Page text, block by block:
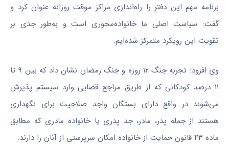
برنامه مهم این دفتر را راه‌اندازی مراکز موقت روزانه عنوان کرد و
گفت: سیاست اصلی ما خانواده‌محوری است و به‌طور جدی بر
تقویت این رویکرد متمرکز شده‌ایم.
وی افزود: تجربه جنگ ۱۲ روزه و جنگ رمضان نشان داد که بین ۹ تا
۱۱ درصد کودکانی که از طریق مراجع قضایی وارد سیستم پذیرش
می‌شوند در واقع دارای بستگان واجد صلاحیت برای نگهداری
هستند از جمله پدر، مادر، جد پدری یا خانواده مادری که مطابق
ماده ۴۳ قانون حمایت از خانواده امکان سرپرستی از آنان را دارند.